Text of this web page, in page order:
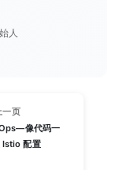
人
一页
像代码一
Istio 配置